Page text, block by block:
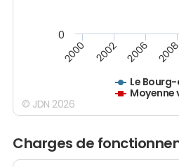
Le
Moyenne
2000 2002 2006 2008
0
© JDN 2026
Charges de